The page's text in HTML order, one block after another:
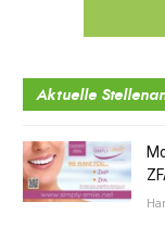
Aktuelle